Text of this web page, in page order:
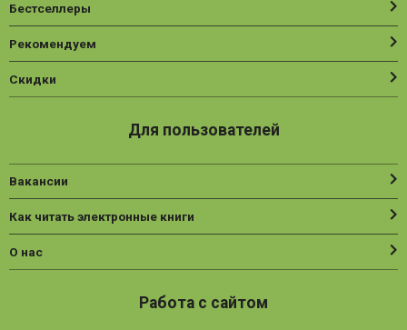
Бестселлеры
Рекомендуем
Скидки
Для пользователей
Вакансии
Как читать электронные книги
О нас
Работа с сайтом